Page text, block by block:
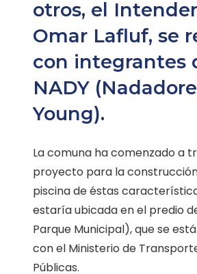
otros, el
Omar Lafluf, se
con integrantes
NADY
Young).
La comuna ha comenzado a
proyecto para la
piscina de éstas
estaría ubicada en el predio
Parque Municipal), que se
con el Ministerio de
Públicas.